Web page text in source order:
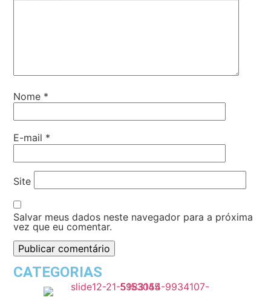
Nome *
E-mail *
Site
Salvar meus dados neste navegador para a próxima
vez que eu comentar.
CATEGORIAS